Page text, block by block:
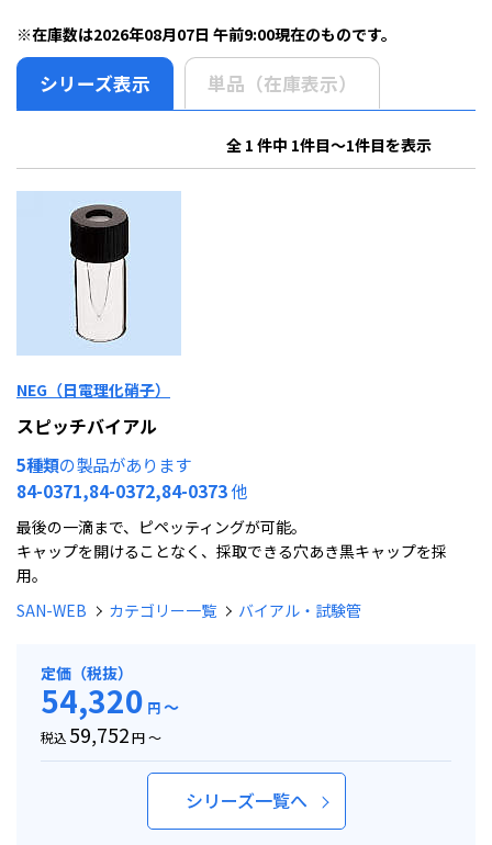
※在庫数は2026年08月07日 午前9:00現在のものです。
シリーズ表示 単品（在庫表示）
全 1 件中 1件目～1件目を表示
NEG（日電理化硝子）
スピッチバイアル
5種類の製品があります
84-0371,84-0372,84-0373他
最後の一滴まで、ピペッティングが可能。
キャップを開けることなく、採取できる穴あき黒キャップを採
用。
SAN-WEB
カテゴリー一覧 バイアル・試験管
定価（税抜）
54,320 円～
税込 59,752円 ～
シリーズ一覧へ